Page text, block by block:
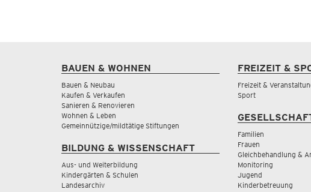
BAUEN & WOHNEN
Bauen & Neubau
Kaufen & Verkaufen
Sanieren & Renovieren
Wohnen & Leben
Gemeinnützige/mildtätige Stiftungen
BILDUNG & WISSENSCHAFT
Aus- und Weiterbildung
Kindergärten & Schulen
Landesarchiv
FREIZEIT &
Freizeit &
Sport
Familien
Frauen
Gleichbehandlung &
Monitoring
Jugend
Kinderbetreuung